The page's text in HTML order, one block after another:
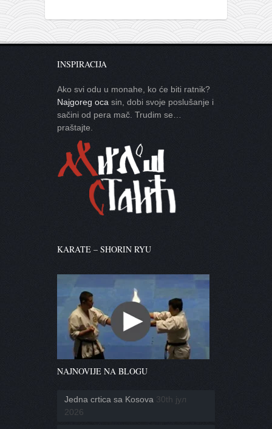
INSPIRACIJA
Ako svi odu u monahe, ko će biti ratnik?
Najgoreg oca sin, dobi svoje poslušanje i
sačini od pera mač. Trudim se…
praštajte.
KARATE – SHORIN RYU
NAJNOVIJE NA BLOGU
Jedna crtica sa Kosova 30th јул
2026